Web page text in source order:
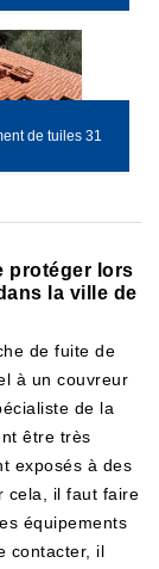
de tuiles 31
protéger lors
la ville de
de fuite de
à un couvreur
de la
être très
exposés à des
cela, il faut faire
équipements
contacter, il